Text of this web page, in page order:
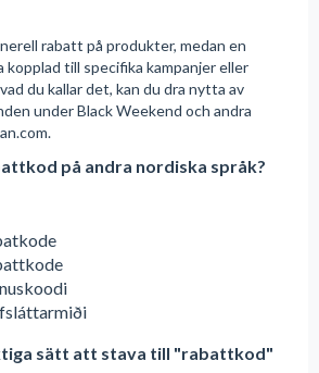
rabatt på produkter, medan en
kopplad till specifika kampanjer eller
du kallar det, kan du dra nytta av
under Black Weekend och andra
på andra nordiska språk?
sätt att stava till "rabattkod"